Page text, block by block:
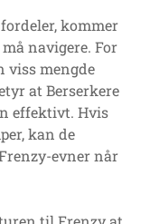
kommer
navigere. For
viss mengde
at Berserkere
effektivt. Hvis
kan de
evner når